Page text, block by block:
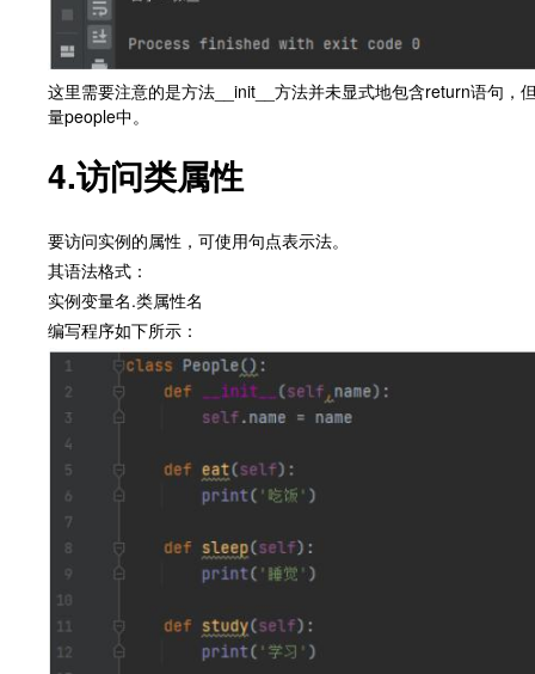
这里需要注意的是方法__init__方法并未显式地包含return语句，
量people中。
4.访问类属性
要访问实例的属性，可使用句点表示法。
其语法格式：
实例变量名.类属性名
编写程序如下所示：